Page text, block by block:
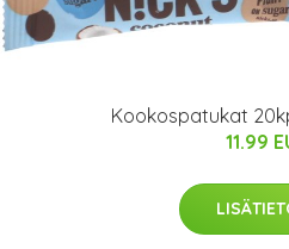
Kookospatukat
11.99